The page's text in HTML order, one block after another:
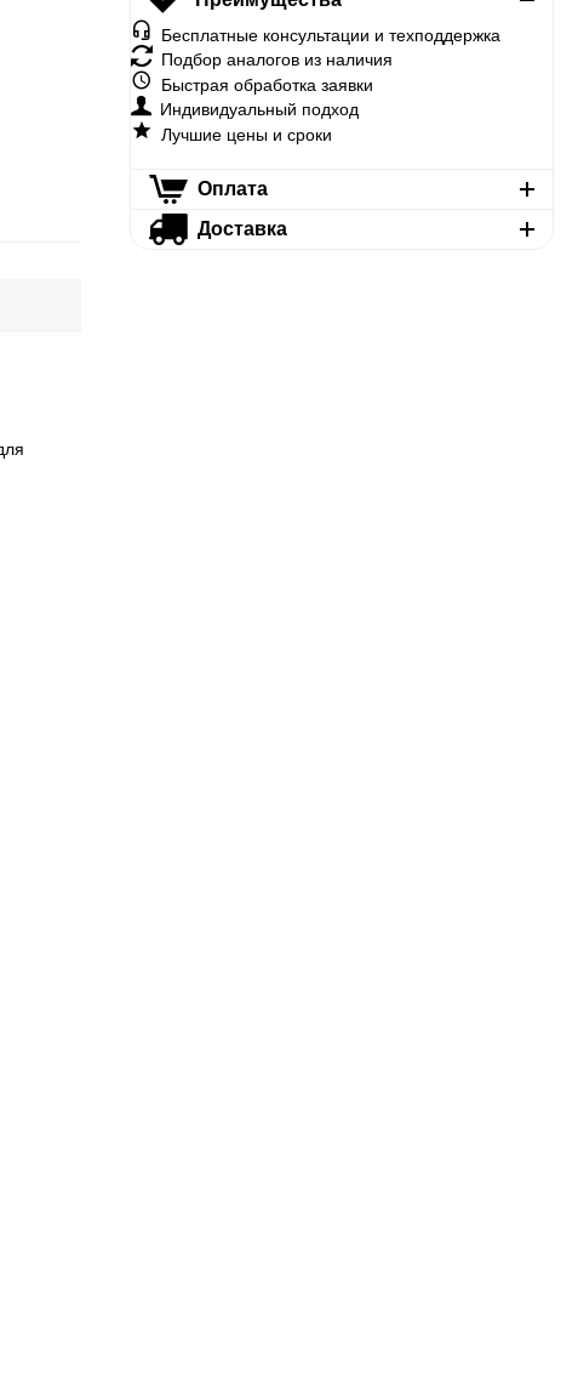
Бесплатные консультации и техподдержка
Подбор аналогов из наличия
Быстрая обработка заявки
Индивидуальный подход
Лучшие цены и сроки
Оплата
Доставка